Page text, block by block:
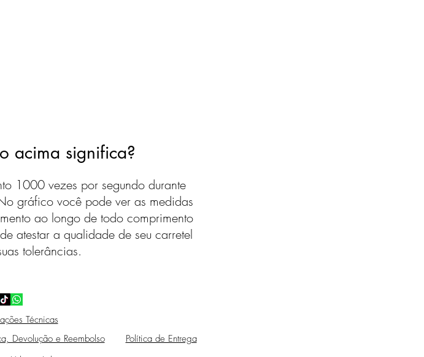
acima significa?
1000 vezes por segundo durante
gráfico você pode ver as medidas
ao longo de todo comprimento
atestar a qualidade de seu carretel
tolerâncias.
Técnicas
Devolução e Reembolso Política de Entrega